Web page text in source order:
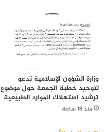
وزارة الشؤون الإسلامية تدعو
لتوحيد خطبة الجمعة حول موضوع
ترشيد استهلاك الموارد الطبيعية
منذ 18 ساعة